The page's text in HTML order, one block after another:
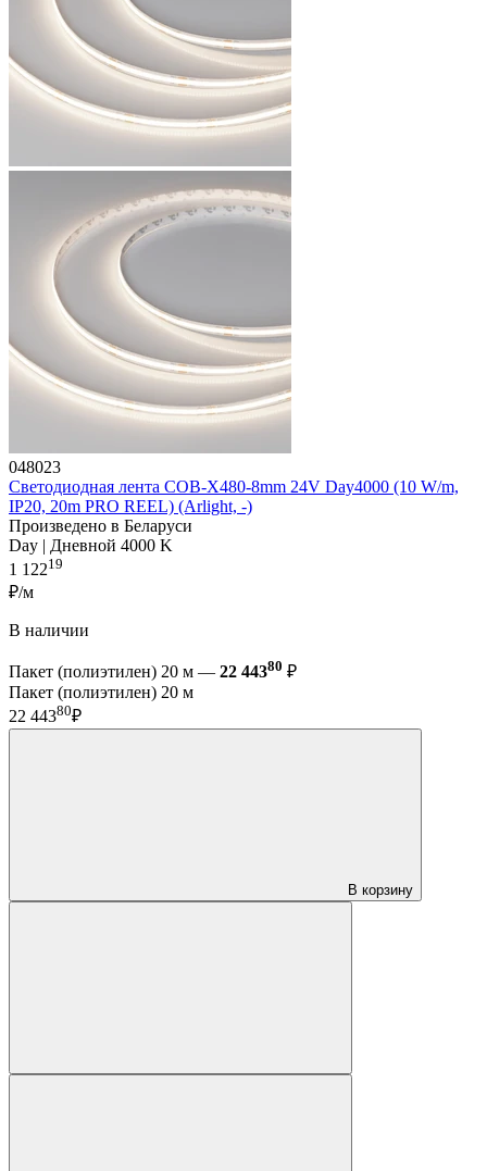
048023
Светодиодная лента COB-X480-8mm 24V Day4000 (10 W/m,
IP20, 20m PRO REEL) (Arlight, -)
Произведено в Беларуси
Day | Дневной 4000 K
1 12219
₽/м
В наличии
Пакет (полиэтилен) 20 м — 22 44380 ₽
Пакет (полиэтилен) 20 м
22 44380₽
В корзину